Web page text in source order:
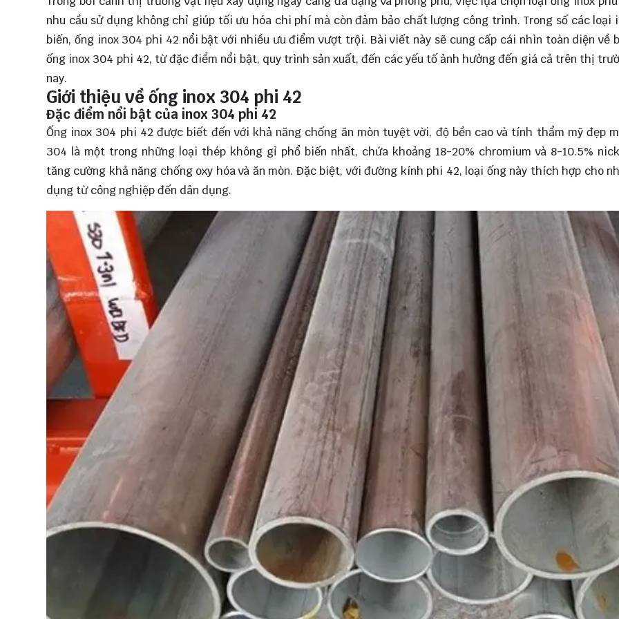
nhu cầu sử dụng không chỉ giúp tối ưu hóa chi phí mà còn đảm bảo chất lượng công trình. Trong số các loại
biến, ống inox 304 phi 42 nổi bật với nhiều ưu điểm vượt trội. Bài viết này sẽ cung cấp cái nhìn toàn diện về
ống inox 304 phi 42, từ đặc điểm nổi bật, quy trình sản xuất, đến các yếu tố ảnh hưởng đến giá cả trên thị
nay.
Giới thiệu về ống inox 304 phi 42
Đặc điểm nổi bật của inox 304 phi 42
Ống inox 304 phi 42 được biết đến với khả năng chống ăn mòn tuyệt vời, độ bền cao và tính thẩm mỹ đẹp
304 là một trong những loại thép không gỉ phổ biến nhất, chứa khoảng 18-20% chromium và 8-10.5%
tăng cường khả năng chống oxy hóa và ăn mòn. Đặc biệt, với đường kính phi 42, loại ống này thích hợp cho
dụng từ công nghiệp đến dân dụng.